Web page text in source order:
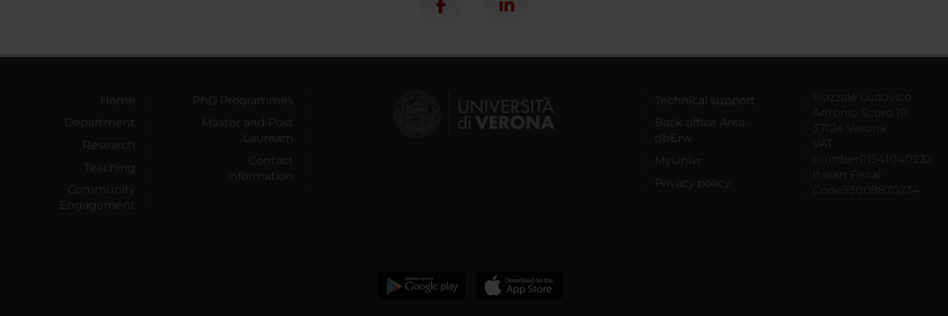
Home
Department
Research
Teaching
Community
Engagement
PhD Programmes
Master and Post
Lauream
Contact
information
Technical support
Back office Area -
dbErw
MyUnivr
Privacy policy
Piazzale Ludovico
Antonio Scuro 10
37124 Verona
VAT
number01541040232
Italian Fiscal
Code93009870234